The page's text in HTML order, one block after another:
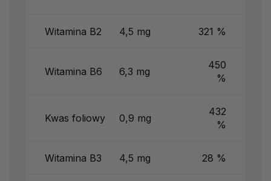
Witamina B2 4,5 mg 321 %
Witamina B6 6,3 mg
450
%
Kwas foliowy 0,9 mg
432
%
Witamina B3 4,5 mg 28 %